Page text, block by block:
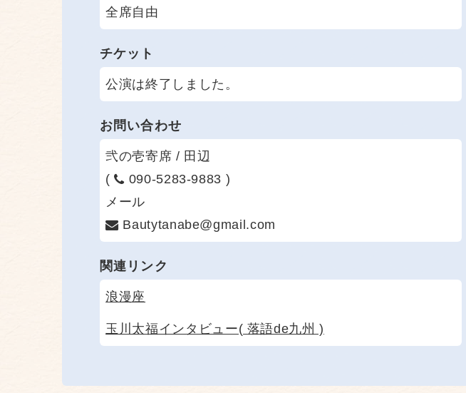
全席自由
チケット
公演は終了しました。
お問い合わせ
弐の壱寄席 / 田辺
(
090-5283-9883 )
メール
Bautytanabe@gmail.com
関連リンク
浪漫座
玉川太福インタビュー( 落語de九州 )